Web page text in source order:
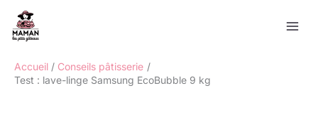
contenu
Accueil
Conseils pâtisserie
Test : lave-linge Samsung EcoBubble 9 kg
Rechercher